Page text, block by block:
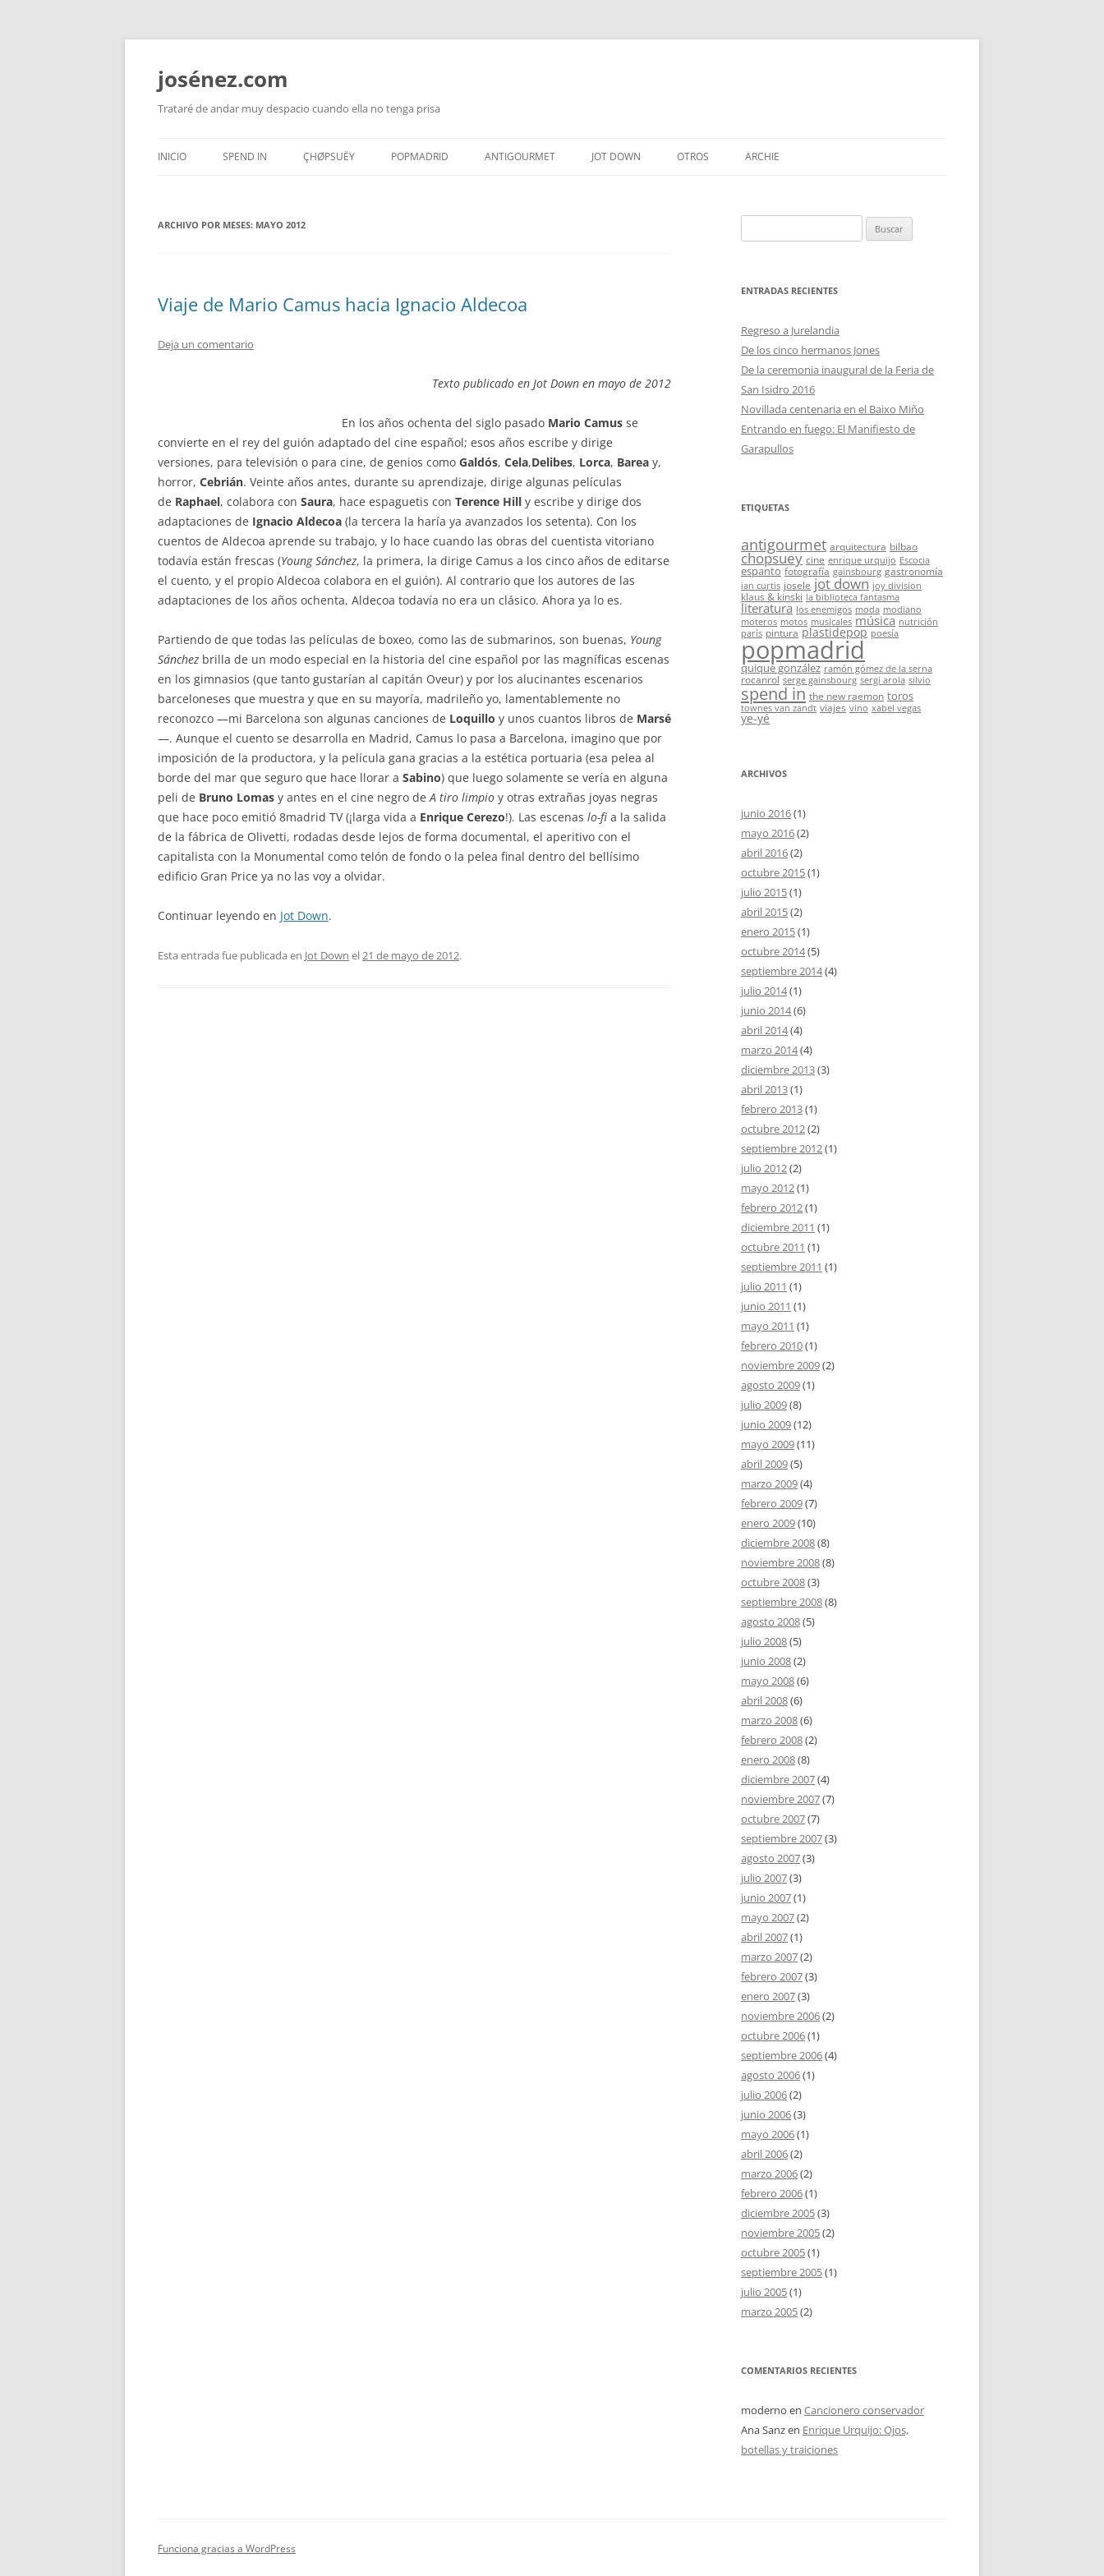
josénez.com
Trataré de andar muy despacio cuando ella no tenga prisa
al
contenido
INICIO SPEND IN ÇHØPSUËY POPMADRID ANTIGOURMET JOT DOWN OTROS ARCHIE
ARCHIVO POR MESES: MAYO 2012
Viaje de Mario Camus hacia Ignacio Aldecoa
Deja un comentario
Texto publicado en Jot Down en mayo de 2012
En los años ochenta del siglo pasado Mario Camus se
convierte en el rey del guión adaptado del cine español; esos años escribe y dirige
versiones, para televisión o para cine, de genios como Galdós, Cela,Delibes, Lorca, Barea y,
horror, Cebrián. Veinte años antes, durante su aprendizaje, dirige algunas películas
de Raphael, colabora con Saura, hace espaguetis con Terence Hill y escribe y dirige dos
adaptaciones de Ignacio Aldecoa (la tercera la haría ya avanzados los setenta). Con los
cuentos de Aldecoa aprende su trabajo, y lo hace cuando las obras del cuentista vitoriano
todavía están frescas (Young Sánchez, la primera, la dirige Camus a los cinco años de editarse
el cuento, y el propio Aldecoa colabora en el guión). Al contrario que los autores de las
adaptaciones de los años ochenta, Aldecoa todavía no era un clásico. Ahora ya lo es.
Partiendo de que todas las películas de boxeo, como las de submarinos, son buenas, Young
Sánchez brilla de un modo especial en la historia del cine español por las magníficas escenas
en los gimnasios (que tanto gustarían al capitán Oveur) y por los alucinantes escenarios
barceloneses que muestra y que en su mayoría, madrileño yo, lamentablemente no
reconozco —mi Barcelona son algunas canciones de Loquillo y unos cuantos libros de Marsé
—. Aunque el cuento se desarrolla en Madrid, Camus lo pasa a Barcelona, imagino que por
imposición de la productora, y la película gana gracias a la estética portuaria (esa pelea al
borde del mar que seguro que hace llorar a Sabino) que luego solamente se vería en alguna
peli de Bruno Lomas y antes en el cine negro deA tiro limpio y otras extrañas joyas negras
que hace poco emitió 8madrid TV (¡larga vida a Enrique Cerezo!). Las escenas lo-fi a la salida
de la fábrica de Olivetti, rodadas desde lejos de forma documental, el aperitivo con el
capitalista con la Monumental como telón de fondo o la pelea final dentro del bellísimo
edificio Gran Price ya no las voy a olvidar.
Continuar leyendo en Jot Down.
Esta entrada fue publicada en Jot Down el21 de mayo de 2012.
ENTRADAS RECIENTES
Regreso a Jurelandia
De los cinco hermanos Jones
De la ceremonia inaugural de la Feria de
San Isidro 2016
Novillada centenaria en el Baixo Miño
Entrando en fuego: El Manifiesto de
Garapullos
ETIQUETAS
antigourmet arquitectura bilbao
chopsuey cine enrique urquijo Escocia
espanto fotografía gainsbourg gastronomía
ian curtis josele jot down joy division
klaus & kinski la biblioteca fantasma
literatura los enemigos moda modiano
moteros motos musicales música nutrición
parís pintura plastidepop poesía
popmadrid
quique gonzález ramón gómez de la serna
rocanrol serge gainsbourg sergi arola silvio
spend in the new raemon toros
townes van zandt viajes vino xabel vegas
ye-yé
ARCHIVOS
junio 2016(1)
mayo 2016(2)
abril 2016(2)
octubre 2015(1)
julio 2015(1)
abril 2015(2)
enero 2015(1)
octubre 2014(5)
septiembre 2014(4)
julio 2014(1)
junio 2014(6)
abril 2014(4)
marzo 2014(4)
diciembre 2013(3)
abril 2013(1)
febrero 2013(1)
octubre 2012(2)
septiembre 2012(1)
julio 2012(2)
mayo 2012(1)
febrero 2012(1)
diciembre 2011 (1)
octubre 2011 (1)
septiembre 2011 (1)
julio 2011 (1)
junio 2011 (1)
mayo 2011 (1)
febrero 2010(1)
noviembre 2009(2)
agosto 2009(1)
julio 2009(8)
junio 2009(12)
mayo 2009(11)
abril 2009(5)
marzo 2009(4)
febrero 2009(7)
enero 2009(10)
diciembre 2008(8)
noviembre 2008(8)
octubre 2008(3)
septiembre 2008(8)
agosto 2008(5)
julio 2008(5)
junio 2008(2)
mayo 2008(6)
abril 2008(6)
marzo 2008(6)
febrero 2008(2)
enero 2008(8)
diciembre 2007(4)
noviembre 2007(7)
octubre 2007(7)
septiembre 2007(3)
agosto 2007(3)
julio 2007(3)
junio 2007(1)
mayo 2007(2)
abril 2007(1)
marzo 2007(2)
febrero 2007(3)
enero 2007(3)
noviembre 2006(2)
octubre 2006(1)
septiembre 2006(4)
agosto 2006(1)
julio 2006(2)
junio 2006(3)
mayo 2006(1)
abril 2006(2)
marzo 2006(2)
febrero 2006(1)
diciembre 2005(3)
noviembre 2005(2)
octubre 2005(1)
septiembre 2005(1)
julio 2005(1)
marzo 2005(2)
COMENTARIOS RECIENTES
moderno en Cancionero conservador
Ana Sanzen Enrique Urquijo: Ojos,
botellas y traiciones
Funciona gracias a WordPress